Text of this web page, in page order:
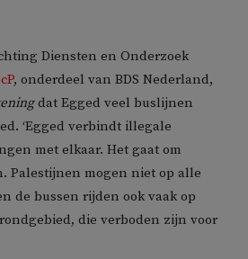
Diensten en Onderzoek
, onderdeel van BDS Nederland,
dat Egged veel buslijnen
‘Egged verbindt illegale
met elkaar. Het gaat om
Palestijnen mogen niet op alle
de bussen rijden ook vaak op
die verboden zijn voor